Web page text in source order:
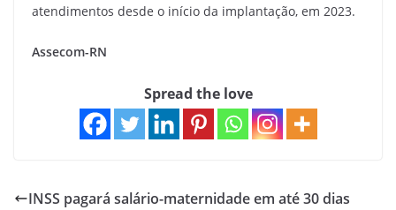
atendimentos desde o início da implantação, em 2023.
Assecom-RN
Spread the love
INSS pagará salário-maternidade em até 30 dias